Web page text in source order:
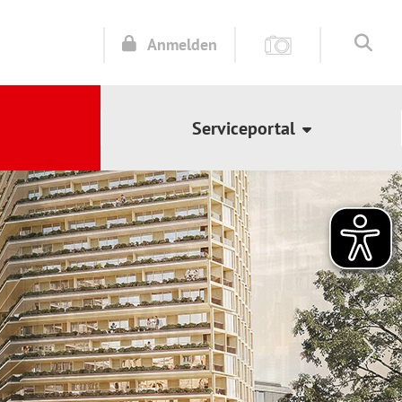
Anmelden
Serviceportal